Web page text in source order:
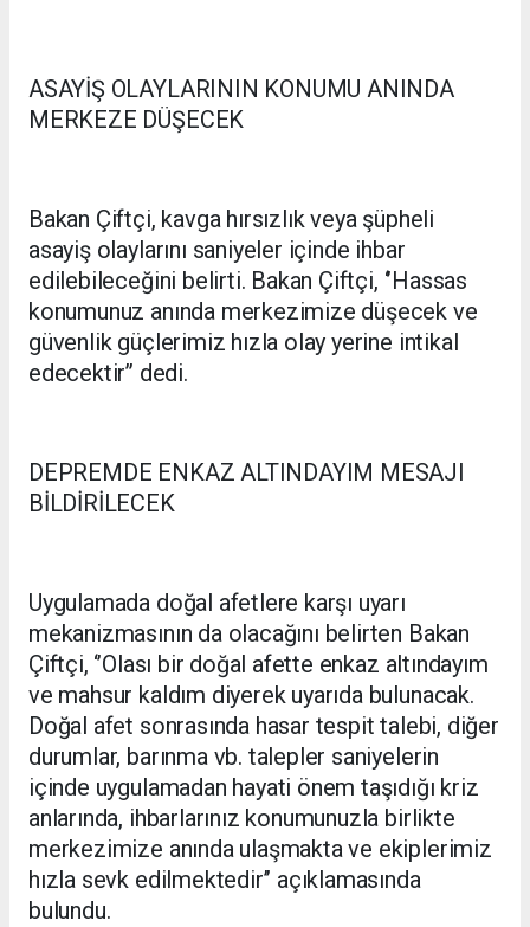
ASAYİŞ OLAYLARININ KONUMU ANINDA
MERKEZE DÜŞECEK
Bakan Çiftçi, kavga hırsızlık veya şüpheli
asayiş olaylarını saniyeler içinde ihbar
edilebileceğini belirti. Bakan Çiftçi, ‘’Hassas
konumunuz anında merkezimize düşecek ve
güvenlik güçlerimiz hızla olay yerine intikal
edecektir’’ dedi.
DEPREMDE ENKAZ ALTINDAYIM MESAJI
BİLDİRİLECEK
Uygulamada doğal afetlere karşı uyarı
mekanizmasının da olacağını belirten Bakan
Çiftçi, ‘’Olası bir doğal afette enkaz altındayım
ve mahsur kaldım diyerek uyarıda bulunacak.
Doğal afet sonrasında hasar tespit talebi, diğer
durumlar, barınma vb. talepler saniyelerin
içinde uygulamadan hayati önem taşıdığı kriz
anlarında, ihbarlarınız konumunuzla birlikte
merkezimize anında ulaşmakta ve ekiplerimiz
hızla sevk edilmektedir’’ açıklamasında
bulundu.